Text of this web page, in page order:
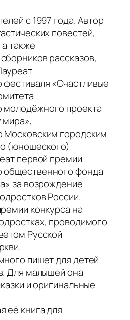
с 1997 года. Автор
повестей,
также
рассказов,
«Счастливые
проекта
Московским городским
(юношеского)
первой премии
фонда
за возрождение
России.
конкурса на
проводимого
Русской
пишет для детей
Для малышей она
и оригинальные
её книга для